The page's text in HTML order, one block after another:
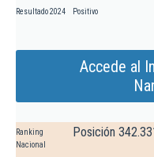
Resultado 2024 Positivo
Accede al
Ranking
Nacional
Posición